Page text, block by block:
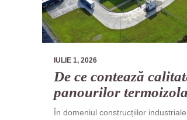
IULIE 1, 2026
De ce contează
panourilor
În domeniul construcțiilor